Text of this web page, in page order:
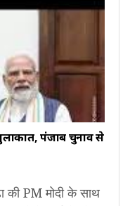
पंजाब चुनाव से
की PM मोदी के साथ